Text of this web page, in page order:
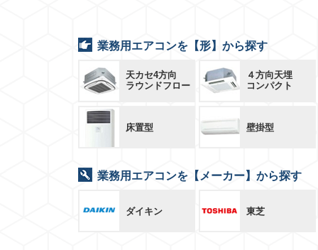
業務用エアコンを【形】から探す
天カセ4方向
ラウンドフロー
４方向天埋
コンパクト
床置型 壁掛型
業務用エアコンを【メーカー】から探す
ダイキン 東芝